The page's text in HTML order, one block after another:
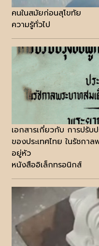
คนในสมัยก่อนสุโขทัย
ความรู้ทั่วไป
เอกสารเกี่ยวกับ การปรั
ของประเทศไทย ในรัชกาล
อยู่หัว
หนังสืออิเล็กทรอนิกส์